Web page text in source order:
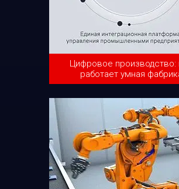
Цифровое производство:
работает умная